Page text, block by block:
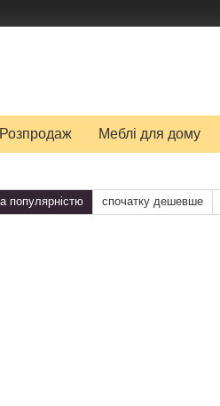
Меблі для дому
популярністю спочатку дешевше